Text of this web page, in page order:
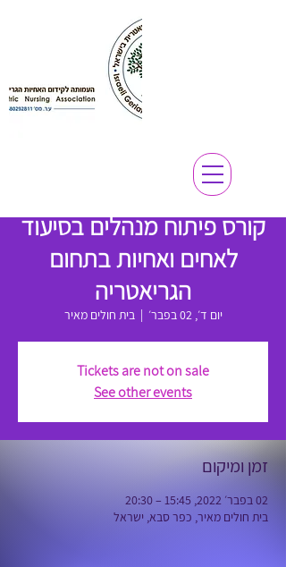
קורס פיתוח מנהלים בסיעוד
לאחים ואחיות בתחום
הגריאטריה
יום ד׳, 02 בפבר׳
  |
בית חולים מאיר
Tickets are not on sale
See other events
זמן ומיקום
02 בפבר׳ 2022, 15:45 – 20:30
בית חולים מאיר, כפר סבא, ישראל